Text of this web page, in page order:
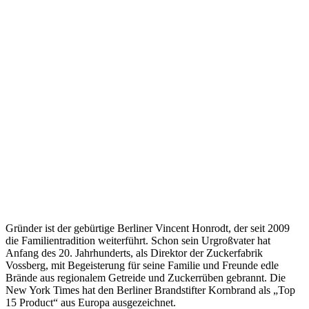
Gründer ist der gebürtige Berliner Vincent Honrodt, der seit 2009
die Familientradition weiterführt. Schon sein Urgroßvater hat
Anfang des 20. Jahrhunderts, als Direktor der Zuckerfabrik
Vossberg, mit Begeisterung für seine Familie und Freunde edle
Brände aus regionalem Getreide und Zuckerrüben gebrannt. Die
New York Times hat den Berliner Brandstifter Kornbrand als „Top
15 Product“ aus Europa ausgezeichnet.